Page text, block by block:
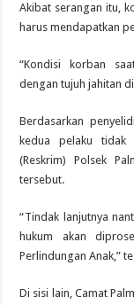
Akibat serangan itu,
harus mendapatkan
“Kondisi korban
dengan tujuh jahitan
Berdasarkan
kedua pelaku tidak
(Reskrim) Polsek
tersebut.
“Tindak lanjutnya
hukum akan
Perlindungan Anak,”
Di sisi lain, Camat